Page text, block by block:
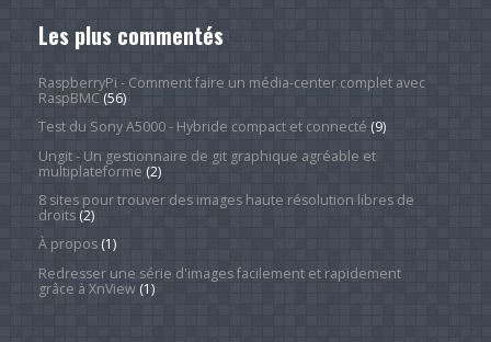
Les plus commentés
RaspberryPi - Comment faire un média-center complet avec
RaspBMC(56)
Test du Sony A5000 - Hybride compact et connecté (9)
Ungit - Un gestionnaire de git graphique agréable et
multiplateforme (2)
8 sites pour trouver des images haute résolution libres de
droits(2)
À propos(1)
Redresser une série d'images facilement et rapidement
grâce à XnView(1)